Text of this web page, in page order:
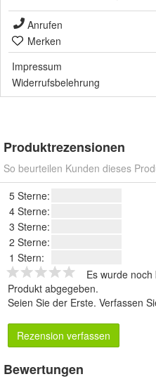
Anrufen
Merken
Impressum
Widerrufsbelehrung
Produktrezensionen
So beurteilen Kunden dieses
5 Sterne:
4 Sterne:
3 Sterne:
2 Sterne:
1 Stern:
Es wurde
Produkt abgegeben.
Seien Sie der Erste. Verfassen
Rezension verfassen
Bewertungen